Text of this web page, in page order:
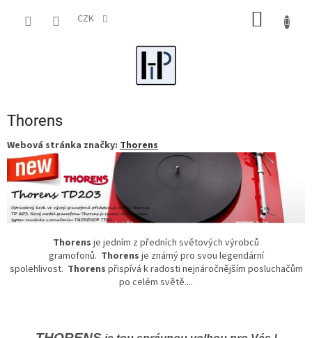
CZK
Thorens
Webová stránka značky: Thorens
Thorens je jedním z předních světových výrobců
gramofonů. Thorens je známý pro svou legendární
spolehlivost. Thorens přispívá k radosti nejnáročnějším posluchačům
po celém světě....